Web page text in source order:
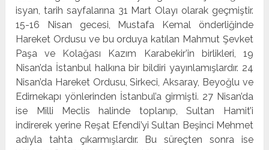
isyan, tarih sayfalarına 31 Mart Olayı olarak geçmiştir.
15-16 Nisan gecesi, Mustafa Kemal önderliğinde
Hareket Ordusu ve bu orduya katılan Mahmut Şevket
Paşa ve Kolağası Kazım Karabekir’in birlikleri, 19
Nisan’da İstanbul halkına bir bildiri yayınlamışlardır. 24
Nisan’da Hareket Ordusu, Sirkeci, Aksaray, Beyoğlu ve
Edirnekapı yönlerinden İstanbul’a girmişti. 27 Nisan’da
ise Milli Meclis halinde toplanıp, Sultan Hamit’i
indirerek yerine Reşat Efendi’yi Sultan Beşinci Mehmet
adıyla tahta çıkarmışlardır. Bu süreçten sonra ise